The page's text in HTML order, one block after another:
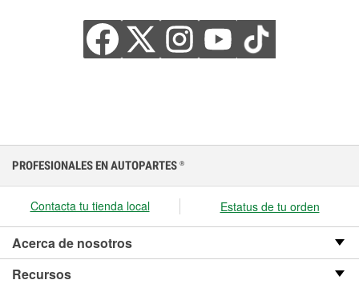
PROFESIONALES EN AUTOPARTES ®
Contacta tu tienda local Estatus de tu orden
Acerca de nosotros
Recursos